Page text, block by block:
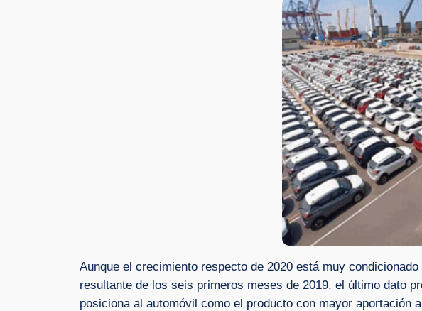
Aunque el crecimiento respecto de 2020 está muy
resultante de los seis primeros meses de 2019, el último dato
posiciona al automóvil como el producto con mayor aportación